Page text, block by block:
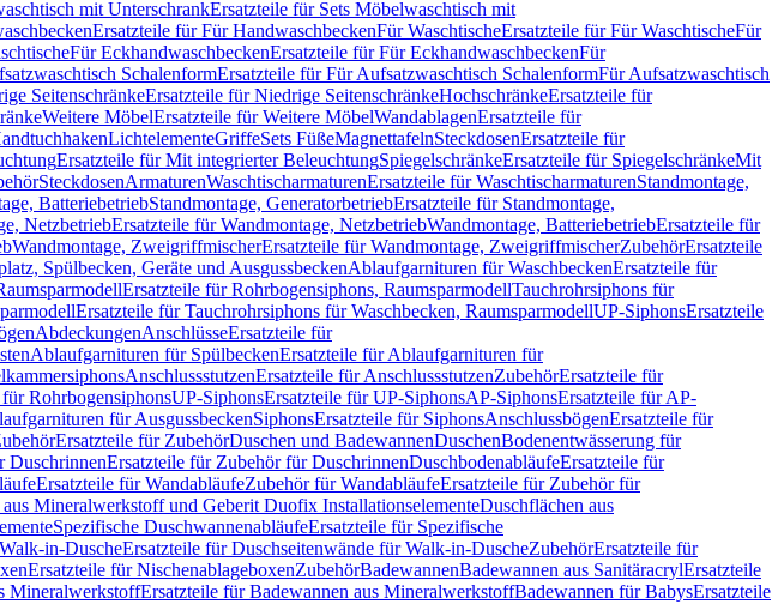
mit UnterschrankErsatzteile für Sets Möbelwaschtisch mit
Ersatzteile für Für HandwaschbeckenFür WaschtischeErsatzteile für Für WaschtischeFür
Für EckhandwaschbeckenErsatzteile für Für EckhandwaschbeckenFür
SchalenformErsatzteile für Für Aufsatzwaschtisch SchalenformFür Aufsatzwaschtisch
SeitenschränkeErsatzteile für Niedrige SeitenschränkeHochschränkeErsatzteile für
Weitere MöbelErsatzteile für Weitere MöbelWandablagenErsatzteile für
LichtelementeGriffeSets FüßeMagnettafelnSteckdosenErsatzteile für
Ersatzteile für Mit integrierter BeleuchtungSpiegelschränkeErsatzteile für SpiegelschränkeMit
SteckdosenArmaturenWaschtischarmaturenErsatzteile für WaschtischarmaturenStandmontage,
BatteriebetriebStandmontage, GeneratorbetriebErsatzteile für Standmontage,
NetzbetriebErsatzteile für Wandmontage, NetzbetriebWandmontage, BatteriebetriebErsatzteile für
Wandmontage, ZweigriffmischerErsatzteile für Wandmontage, ZweigriffmischerZubehörErsatzteile
Spülbecken, Geräte und AusgussbeckenAblaufgarnituren für WaschbeckenErsatzteile für
Ersatzteile für Rohrbogensiphons, RaumsparmodellTauchrohrsiphons für
Ersatzteile für Tauchrohrsiphons für Waschbecken, RaumsparmodellUP-SiphonsErsatzteile
AbdeckungenAnschlüsseErsatzteile für
Ablaufgarnituren für SpülbeckenErsatzteile für Ablaufgarnituren für
AnschlussstutzenErsatzteile für AnschlussstutzenZubehörErsatzteile für
RohrbogensiphonsUP-SiphonsErsatzteile für UP-SiphonsAP-SiphonsErsatzteile für AP-
für AusgussbeckenSiphonsErsatzteile für SiphonsAnschlussbögenErsatzteile für
Ersatzteile für ZubehörDuschen und BadewannenDuschenBodenentwässerung für
DuschrinnenErsatzteile für Zubehör für DuschrinnenDuschbodenabläufeErsatzteile für
Ersatzteile für WandabläufeZubehör für WandabläufeErsatzteile für Zubehör für
Mineralwerkstoff und Geberit Duofix InstallationselementeDuschflächen aus
Spezifische DuschwannenabläufeErsatzteile für Spezifische
in-DuscheErsatzteile für Duschseitenwände für Walk-in-DuscheZubehörErsatzteile für
Ersatzteile für NischenablageboxenZubehörBadewannenBadewannen aus SanitäracrylErsatzteile
MineralwerkstoffErsatzteile für Badewannen aus MineralwerkstoffBadewannen für BabysErsatzteile